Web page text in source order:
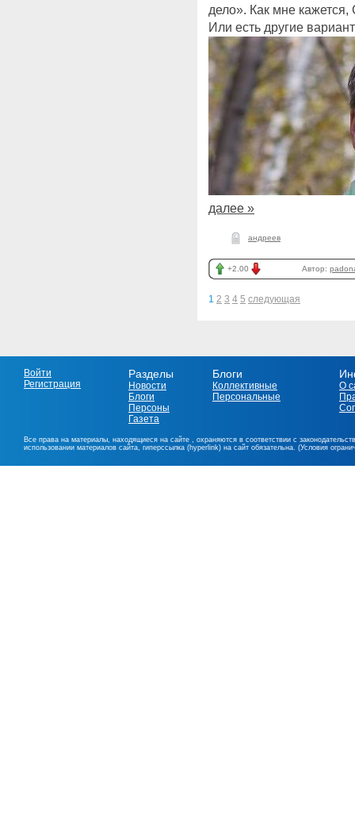
дело». Как мне
Или есть другие
далее »
андреев
+2.00 Автор:
1 2 3 4 5 следующая
Войти
Регистрация
Разделы
Новости
Блоги
Персоны
Газета
Блоги
Коллективные
Персональные
О
Все права на материалы, находящиеся на сайте , охраняются в соответствии с
использовании материалов сайта, гиперссылка (hyperlink) на сайт обязательна. (Условия